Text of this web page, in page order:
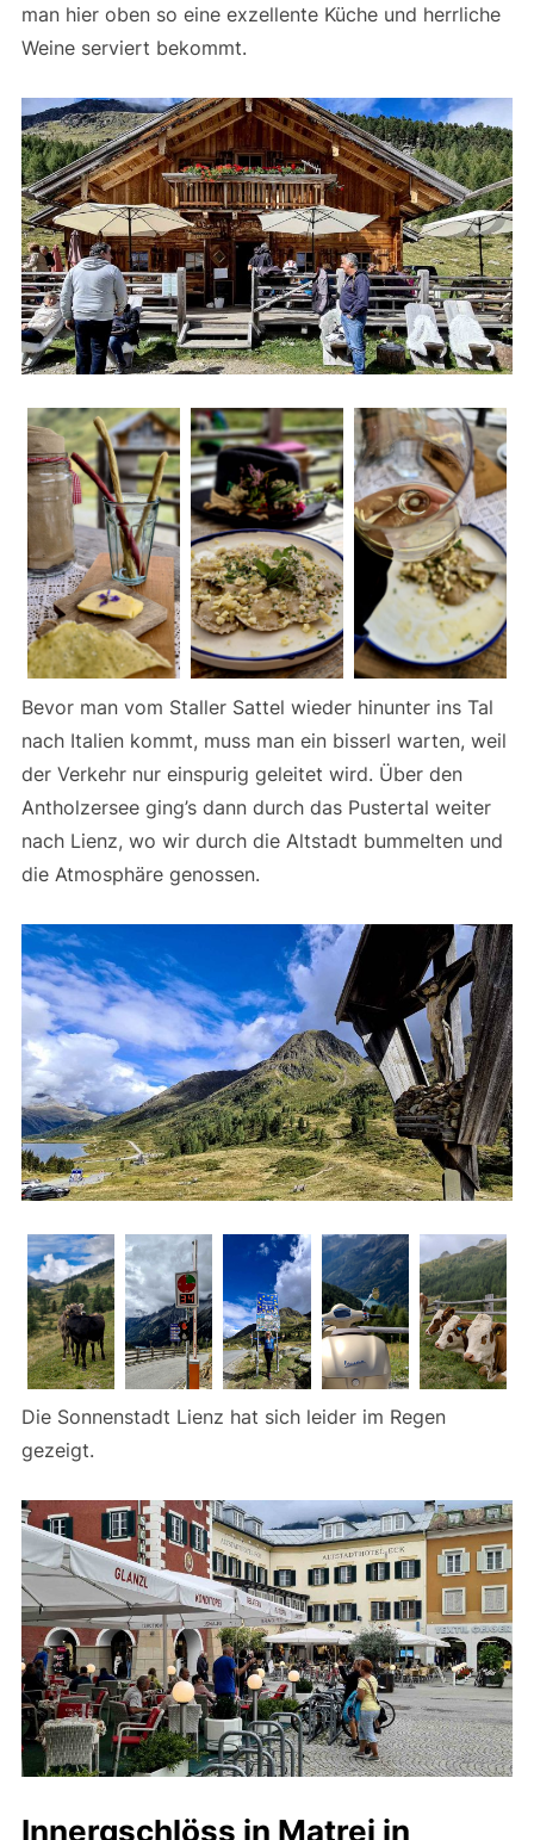
man hier oben so eine exzellente Küche und herrliche
Weine serviert bekommt.
Bevor man vom Staller Sattel wieder hinunter ins Tal
nach Italien kommt, muss man ein bisserl warten, weil
der Verkehr nur einspurig geleitet wird. Über den
Antholzersee ging’s dann durch das Pustertal weiter
nach Lienz, wo wir durch die Altstadt bummelten und
die Atmosphäre genossen.
Die Sonnenstadt Lienz hat sich leider im Regen
gezeigt.
Innergschlöss in Matrei in